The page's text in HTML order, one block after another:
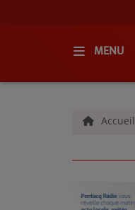
MENU
QUI SOMMES-NOUS ?
Accueil